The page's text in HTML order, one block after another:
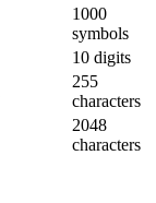
1000
symbols
10 digits
255
characters
2048
characters